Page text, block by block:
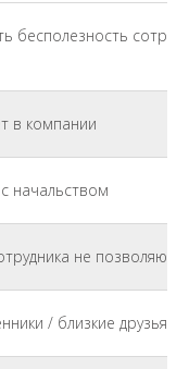
бесполезность
в компании
начальством
не позволяют
/ близкие друзья